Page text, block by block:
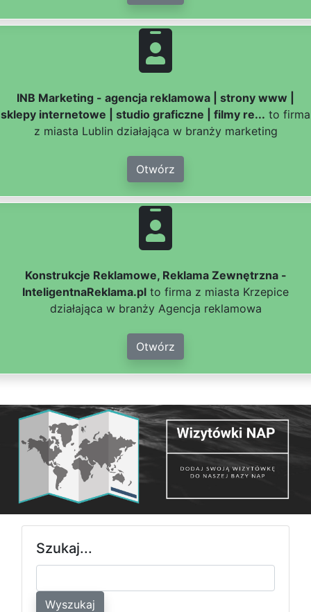
INB Marketing - agencja reklamowa | strony www |
sklepy internetowe | studio graficzne | filmy re... to firma
z miasta Lublin działająca w branży marketing
Otwórz
Konstrukcje Reklamowe, Reklama Zewnętrzna -
InteligentnaReklama.pl to firma z miasta Krzepice
działająca w branży Agencja reklamowa
Otwórz
Szukaj...
Wyszukaj